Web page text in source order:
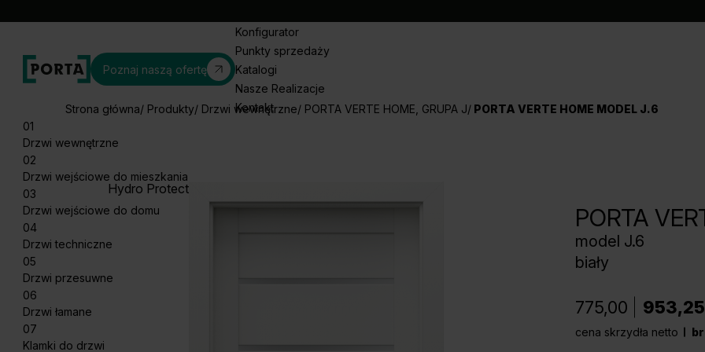
Poznaj naszą ofertę
Konfigurator
Punkty sprzedaży
Katalogi
Nasze Realizacje
Kontakt
01
Drzwi wewnętrzne
02
Drzwi wejściowe do mieszkania
03
Drzwi wejściowe do domu
04
Drzwi techniczne
05
Drzwi przesuwne
06
Drzwi łamane
07
Klamki do drzwi
Strona główna Produkty Drzwi wewnętrzne PORTA VERTE HOME, GRUPA J PORTA VERTE HOME MODEL J.6
Hydro Protect
PORTA
model J.6
biały
775,00 953,25
cena skrzydła netto